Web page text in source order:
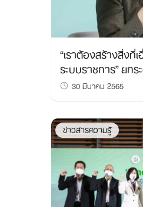
“เราต้องสร้างสิ่งที่
ระบบราชการ” ยก
30 มีนาคม 2565
ข่าวสารความรู้